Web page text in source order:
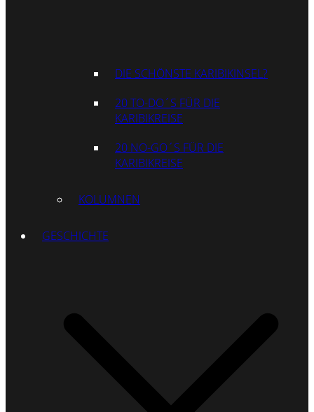
DIE SCHÖNSTE KARIBIKINSEL?
20 TO-DO´S FÜR DIE
KARIBIKREISE
20 NO-GO´S FÜR DIE
KARIBIKREISE
KOLUMNEN
GESCHICHTE